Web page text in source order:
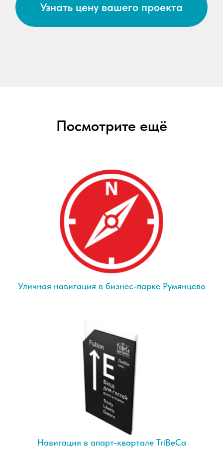
Узнать цену вашего проекта
Посмотрите ещё
Уличная навигация в бизнес-парке Румянцево
Навигация в апарт-квартале TriBeCa